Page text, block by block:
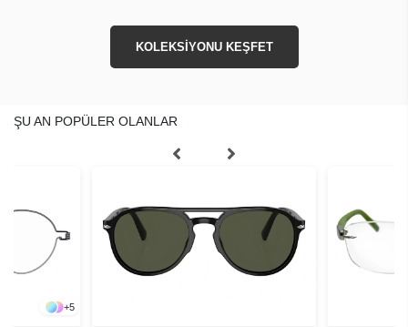
KOLEKSİYONU KEŞFET
ŞU AN POPÜLER OLANLAR
+5